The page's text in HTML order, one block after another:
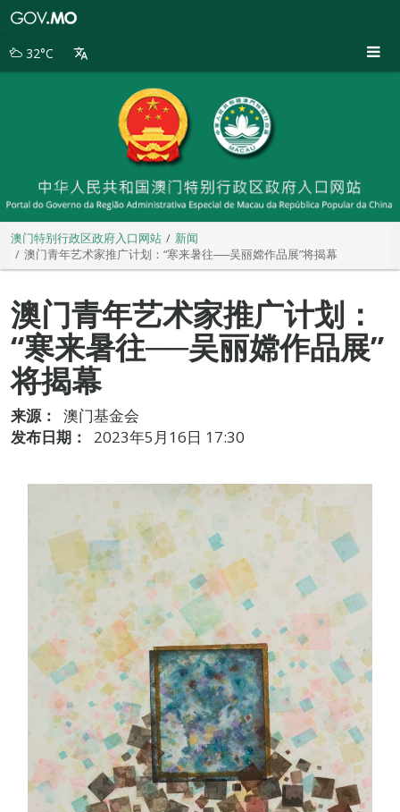
别
32°C
澳门特别行政区政府入口网站
新闻
澳门青年艺术家推广计划：“寒来暑往──吴丽嫦作品展”将揭幕
澳门青年艺术家推广计划：
“寒来暑往──吴丽嫦作品展”
将揭幕
来源：
澳门基金会
发布日期：
2023年5月16日 17:30